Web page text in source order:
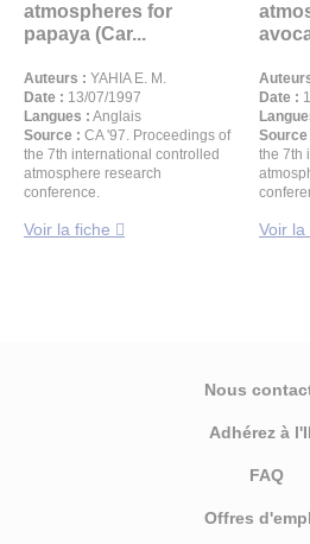
atmospheres for
papaya (Car...
Auteurs : YAHIA E. M.
Date : 13/07/1997
Langues : Anglais
Source : CA '97. Proceedings of
the 7th international controlled
atmosphere research
conference.
Voir la fiche
Date :
Source
the 7th
Voir la
Nous
Adhérez à
FAQ
Offres